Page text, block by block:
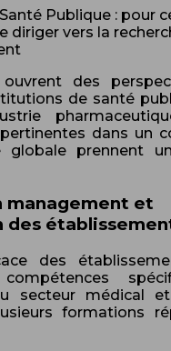
Publique : pour
diriger vers la
des
de santé
dans un
globale prennent
management et
des
secteur médical
formations